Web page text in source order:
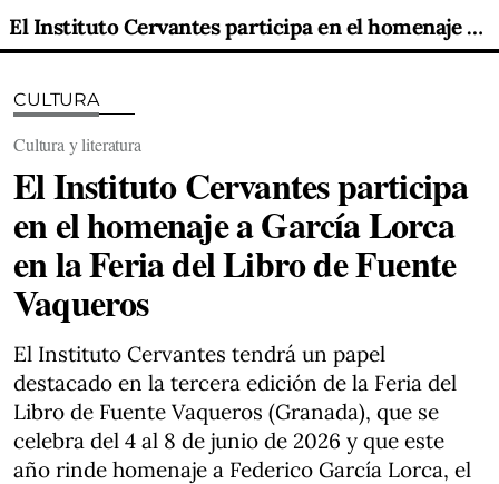
El Instituto Cervantes participa en el homenaje a García Lorca en la Feria del Libro de Fuente Vaqueros
CULTURA
Cultura y literatura
El Instituto Cervantes participa
en el homenaje a García Lorca
en la Feria del Libro de Fuente
Vaqueros
El Instituto Cervantes tendrá un papel
destacado en la tercera edición de la Feria del
Libro de Fuente Vaqueros (Granada), que se
celebra del 4 al 8 de junio de 2026 y que este
año rinde homenaje a Federico García Lorca, el